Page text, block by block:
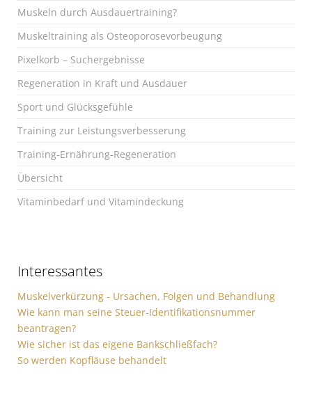
Muskeln durch Ausdauertraining?
Muskeltraining als Osteoporosevorbeugung
Pixelkorb – Suchergebnisse
Regeneration in Kraft und Ausdauer
Sport und Glücksgefühle
Training zur Leistungsverbesserung
Training-Ernährung-Regeneration
Übersicht
Vitaminbedarf und Vitamindeckung
Interessantes
Muskelverkürzung - Ursachen, Folgen und Behandlung
Wie kann man seine Steuer-Identifikationsnummer
beantragen?
Wie sicher ist das eigene Bankschließfach?
So werden Kopfläuse behandelt